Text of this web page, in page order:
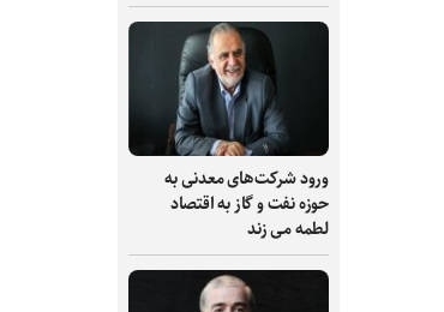
ورود شرکت‌های معدنی به
حوزه نفت و گاز به اقتصاد
لطمه می زند